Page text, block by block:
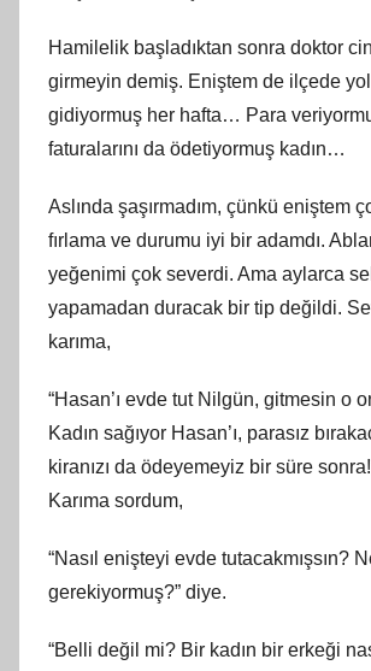
Hamilelik başladıktan sonra doktor
girmeyin demiş. Eniştem de ilçede
gidiyormuş her hafta… Para
faturalarını da ödetiyormuş kadın…
Aslında şaşırmadım, çünkü eniştem
fırlama ve durumu iyi bir adamdı.
yeğenimi çok severdi. Ama aylarca
yapamadan duracak bir tip değildi.
karıma,
“Hasan’ı evde tut Nilgün, gitmesin o
Kadın sağıyor Hasan’ı, parasız
kiranızı da ödeyemeyiz bir süre
Karıma sordum,
“Nasıl enişteyi evde tutacakmışsın?
gerekiyormuş?” diye.
“Belli değil mi? Bir kadın bir erkeği